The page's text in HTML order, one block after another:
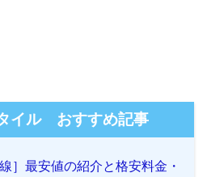
イル おすすめ記事
］最安値の紹介と格安料金・